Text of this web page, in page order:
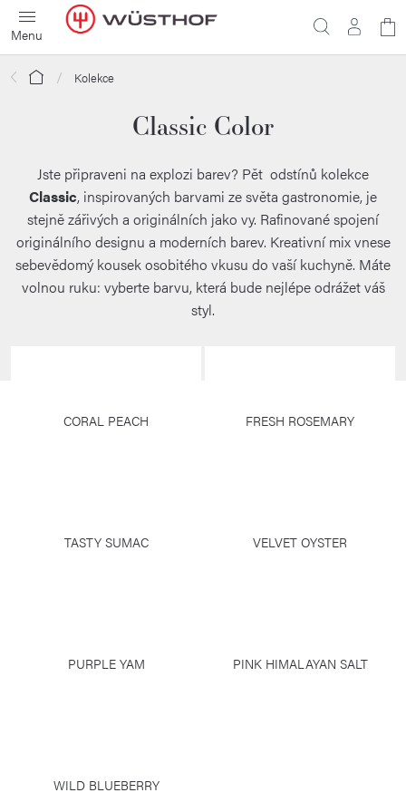
Přejít
na
obsah
Domů Kolekce
Classic Color
Jste připraveni na explozi barev? Pět odstínů kolekce
Classic, inspirovaných barvami ze světa gastronomie, je
stejně zářivých a originálních jako vy. Rafinované spojení
originálního designu a moderních barev. Kreativní mix vnese
sebevědomý kousek osobitého vkusu do vaší kuchyně. Máte
volnou ruku: vyberte barvu, která bude nejlépe odrážet váš
styl.
CORAL PEACH FRESH ROSEMARY
TASTY SUMAC VELVET OYSTER
PURPLE YAM PINK HIMALAYAN SALT
WILD BLUEBERRY